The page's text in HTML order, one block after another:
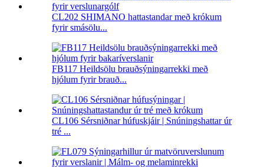
CL202 SHIMANO hattastandar með krókum
fyrir smásölu...
FB117 Heildsölu brauðsýningarrekki með
hjólum fyrir brauð...
CL106 Sérsniðnar húfuskjáir | Snúningshattar úr
tré ...